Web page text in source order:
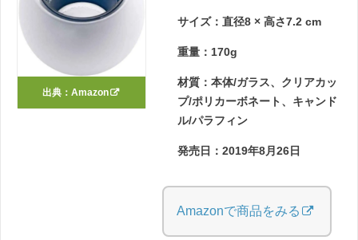
出典： Amazon
サイズ：直径8 × 高さ7.2 cm
重量：170g
材質：本体/ガラス、クリアカッ
プ/ポリカーボネート、キャンド
ル/パラフィン
発売日：2019年8月26日
Amazonで商品をみる